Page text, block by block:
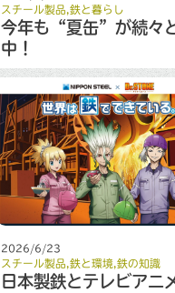
スチール製品 鉄と暮らし
今年も“夏缶”が続々
中！
2026/6/23
スチール製品 鉄と環境, 鉄の知識
日本製鉄とテレビアニ